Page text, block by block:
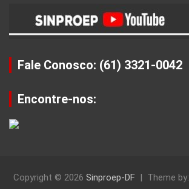
Fale Conosco: (61) 3321-0042
Encontre-nos:
Copyright © 2026 Sinproep-DF Theme by: